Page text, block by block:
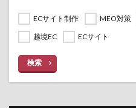
ECサイト制作 MEO対策
越境EC
ECサイト
検索